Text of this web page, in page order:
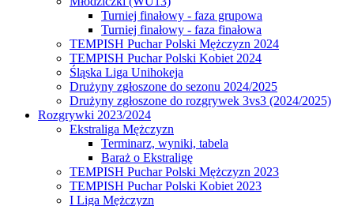
Turniej finałowy - faza grupowa
Turniej finałowy - faza finałowa
TEMPISH Puchar Polski Mężczyzn 2024
TEMPISH Puchar Polski Kobiet 2024
Śląska Liga Unihokeja
Drużyny zgłoszone do sezonu 2024/2025
Drużyny zgłoszone do rozgrywek 3vs3 (2024/2025)
Rozgrywki 2023/2024
Ekstraliga Mężczyzn
Terminarz, wyniki, tabela
Baraż o Ekstraligę
TEMPISH Puchar Polski Mężczyzn 2023
TEMPISH Puchar Polski Kobiet 2023
I Liga Mężczyzn